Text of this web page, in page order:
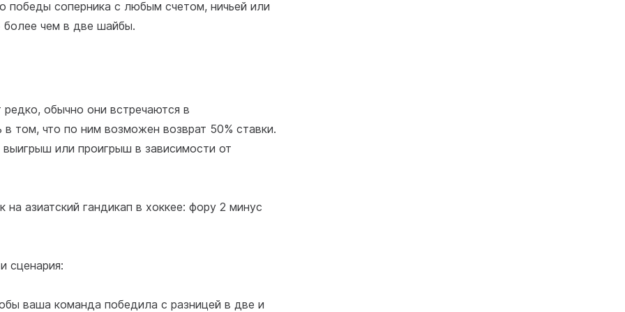
соперника с любым счетом, ничьей или
чем в две шайбы.
обычно они встречаются в
том, что по ним возможен возврат 50% ставки.
выигрыш или проигрыш в зависимости от
азиатский гандикап в хоккее: фору 2 минус
сценария:
ваша команда победила с разницей в две и